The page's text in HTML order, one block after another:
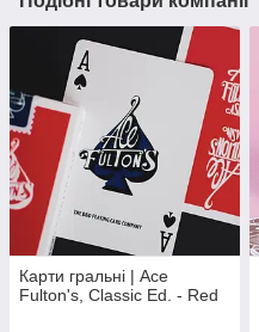
Карти гральні | Ace
Fulton's, Classic Ed. - Red